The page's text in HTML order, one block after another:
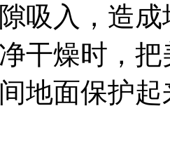
吸入，造
干燥时，
地面保护